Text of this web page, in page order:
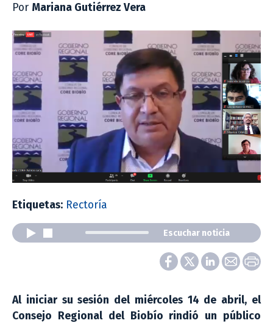
Por Mariana Gutiérrez Vera
Etiquetas: Rectoría
Escuchar noticia
Al iniciar su sesión del miércoles 14 de abril, el
Consejo Regional del Biobío rindió un público